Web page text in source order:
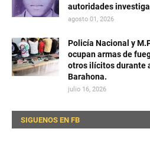
autoridades
agosto 01, 2026
Policía Nacional y
ocupan armas de
otros ilícitos durante
Barahona.
julio 16, 2026
SIGUENOS EN FB